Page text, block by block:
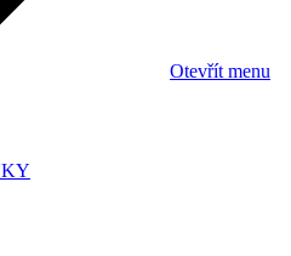
Otevřít menu